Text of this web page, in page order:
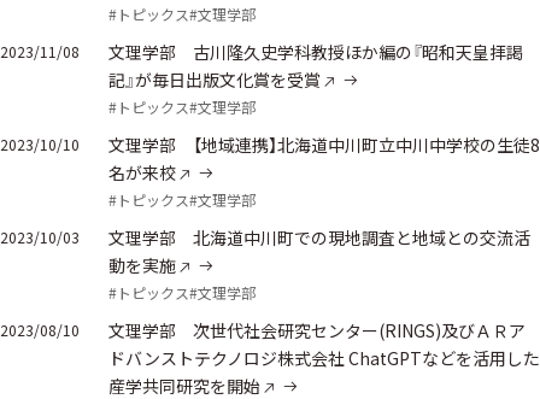
#トピックス#文理学部
2023/11/08
文理学部 古川隆久史学科教授ほか編の『昭和天皇拝謁
記』が毎日出版文化賞を受賞
#トピックス#文理学部
2023/10/10
文理学部 【地域連携】北海道中川町立中川中学校の生徒8
名が来校
#トピックス#文理学部
2023/10/03
文理学部 北海道中川町での現地調査と地域との交流活
動を実施
#トピックス#文理学部
2023/08/10
文理学部 次世代社会研究センター(RINGS)及びＡＲア
ドバンストテクノロジ株式会社 ChatGPTなどを活用した
産学共同研究を開始